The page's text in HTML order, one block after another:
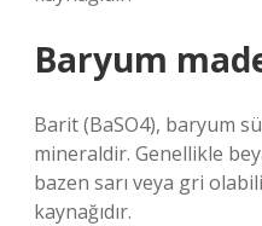
Baryum
Barit (BaSO4), baryum
mineraldir. Genellikle
bazen sarı veya gri
kaynağıdır.